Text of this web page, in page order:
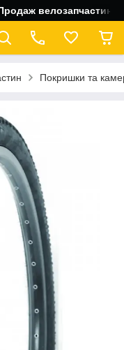
велозапчастин,
Покришки та